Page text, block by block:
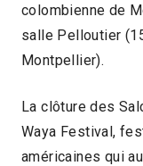
colombienne de
salle Pelloutier
Montpellier).
La clôture des
Waya Festival,
américaines qui